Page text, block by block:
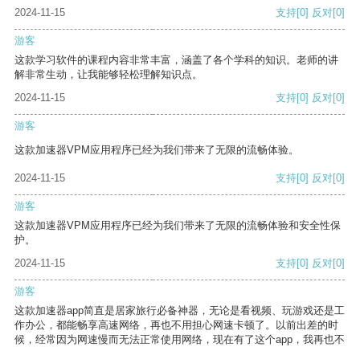
2024-11-15
支持[0] 反对[0]
游客
这款学习软件的课程内容非常丰富，涵盖了各个学科的知识。老师的讲
解非常生动，让我能够轻松理解知识点。
2024-11-15
支持[0] 反对[0]
游客
这款加速器VPM应用程序已经为我们带来了无限的流畅体验。
2024-11-15 支持[0] 反对[0]
游客
这款加速器VPM应用程序已经为我们带来了无限的流畅体验和安全性保
护。
2024-11-15
支持[0] 反对[0]
游客
这款加速器app简直是居家旅行必备神器，无论是看视频、玩游戏还是工
作办公，都能畅享高速网络，再也不用担心网速卡顿了。以前出差的时
候，经常因为网速慢而无法正常使用网络，现在有了这个app，我再也不